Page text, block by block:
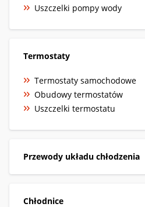
Uszczelki pompy wody
Termostaty
Termostaty samochodowe
Obudowy termostatów
Uszczelki termostatu
Przewody układu chłodzenia
Chłodnice